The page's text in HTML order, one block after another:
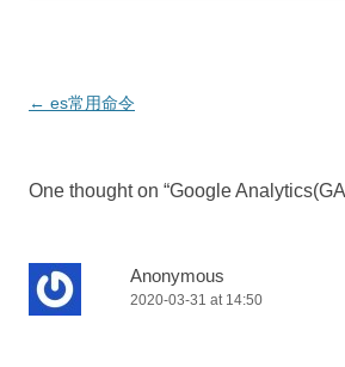
Post
← es常用命令
One thought on “Google
Anonymous
2020-03-31 at 14:50